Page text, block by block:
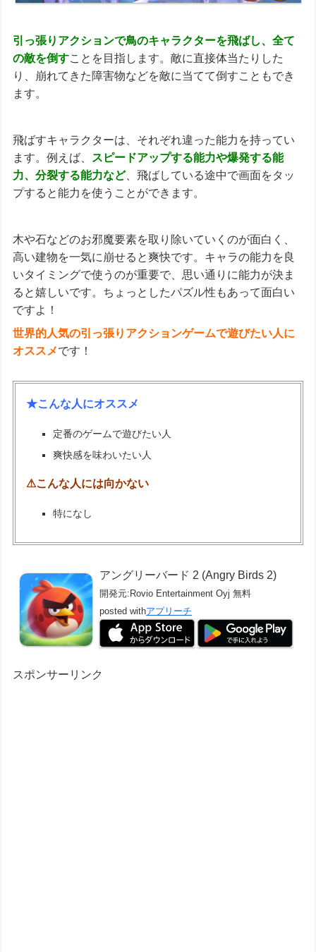
引っ張りアクションで鳥のキャラクターを飛ばし、全て
の敵を倒すことを目指します。敵に直接体当たりした
り、崩れてきた障害物などを敵に当てて倒すこともでき
ます。
飛ばすキャラクターは、それぞれ違った能力を持ってい
ます。例えば、
スピードアップする能力や爆発する能
力、分裂する能力など、飛ばしている途中で画面をタッ
プすると能力を使うことができます。
木や石などのお邪魔要素を取り除いていくのが面白く、
高い建物を一気に崩せると爽快です。キャラの能力を良
いタイミングで使うのが重要で、思い通りに能力が決ま
ると嬉しいです。ちょっとしたパズル性もあって面白い
ですよ！
世界的人気の引っ張りアクションゲームで遊びたい人に
オススメです！
★こんな人にオススメ
定番のゲームで遊びたい人
爽快感を味わいたい人
⚠こんな人には向かない
特になし
アングリーバード 2 (Angry Birds 2)
開発元: Rovio Entertainment Oyj 無料
posted withアプリーチ
スポンサーリンク